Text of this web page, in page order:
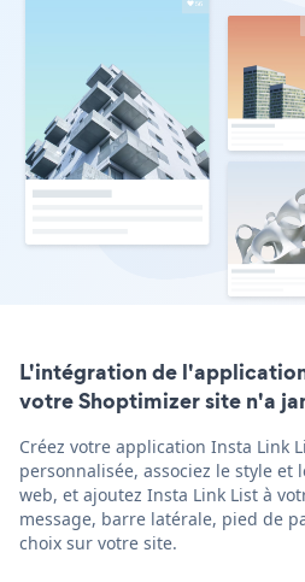
L'intégration de
votre Shoptimizer site n'a
Créez votre application Insta Link
personnalisée, associez le style et
web, et ajoutez Insta Link List à
message, barre latérale, pied de
choix sur votre site.